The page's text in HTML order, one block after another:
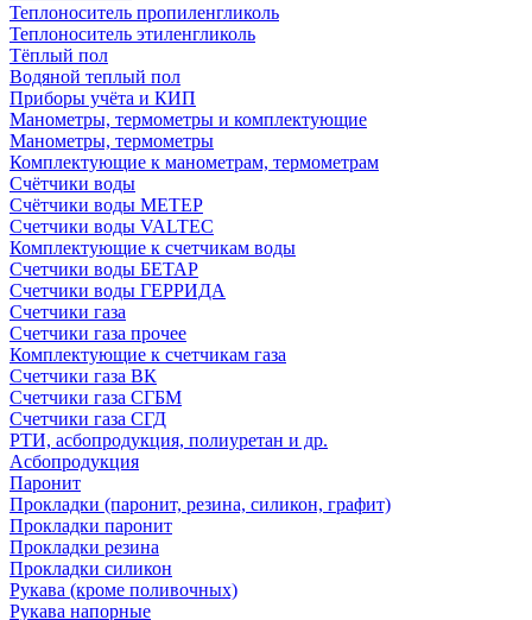
Теплоноситель пропиленгликоль
Теплоноситель этиленгликоль
Тёплый пол
Водяной теплый пол
Приборы учёта и КИП
Манометры, термометры и комплектующие
Манометры, термометры
Комплектующие к манометрам, термометрам
Счётчики воды
Счётчики воды МЕТЕР
Счетчики воды VALTEC
Комплектующие к счетчикам воды
Счетчики воды БЕТАР
Счетчики воды ГЕРРИДА
Счетчики газа
Счетчики газа прочее
Комплектующие к счетчикам газа
Счетчики газа ВК
Счетчики газа СГБМ
Счетчики газа СГД
РТИ, асбопродукция, полиуретан и др.
Асбопродукция
Паронит
Прокладки (паронит, резина, силикон, графит)
Прокладки паронит
Прокладки резина
Прокладки силикон
Рукава (кроме поливочных)
Рукава напорные